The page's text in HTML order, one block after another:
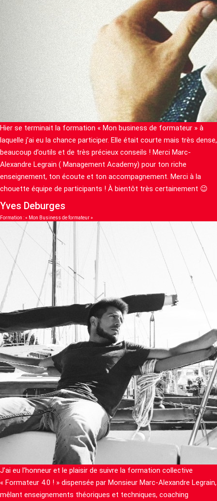
Hier se terminait la formation « Mon business de formateur » à
laquelle j’ai eu la chance participer. Elle était courte mais très dense,
beaucoup d’outils et de très précieux conseils ! Merci Marc-
Alexandre Legrain ( Management Academy) pour ton riche
enseignement, ton écoute et ton accompagnement. Merci à la
chouette équipe de participants ! À bientôt très certainement 😉
Yves Deburges
Formation : « Mon Business de formateur »
J’ai eu l’honneur et le plaisir de suivre la formation collective
« Formateur 4.0 ! » dispensée par Monsieur Marc-Alexandre Legrain,
mêlant enseignements théoriques et techniques, coaching